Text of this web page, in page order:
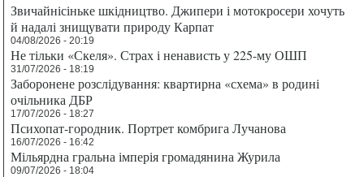
Звичайнісіньке шкідництво. Джипери і мотокросери хочуть
й надалі знищувати природу Карпат
04/08/2026 - 20:19
Не тільки «Скеля». Страх і ненависть у 225-му ОШП
31/07/2026 - 18:19
Заборонене розслідування: квартирна «схема» в родині
очільника ДБР
17/07/2026 - 18:27
Психопат-городник. Портрет комбрига Лучанова
16/07/2026 - 16:42
Мільярдна гральна імперія громадянина Журила
09/07/2026 - 18:04